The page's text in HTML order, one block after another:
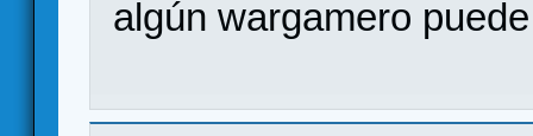
algún wargamero